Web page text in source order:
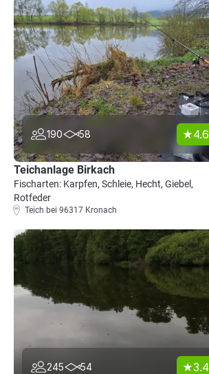
190 58 4.6
Teichanlage Birkach
Fischarten: Karpfen, Schleie, Hecht, Giebel,
Rotfeder
Teich bei 96317 Kronach
245 54 3.4